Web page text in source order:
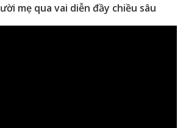
mẹ qua vai diễn đầy chiều sâu